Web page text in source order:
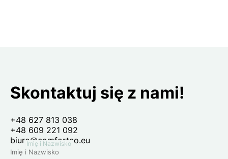
Skontaktuj się z nami!
+48 627 813 038
+48 609 221 092
biuro@comforteo.eu
Imię i Nazwisko